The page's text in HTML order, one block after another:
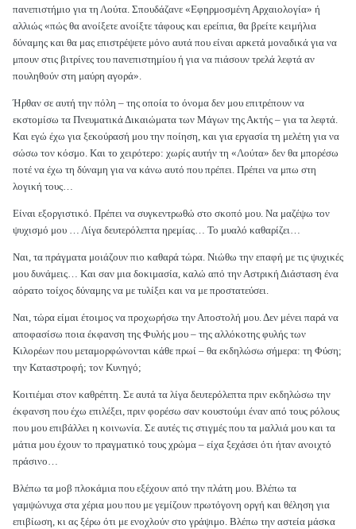
πανεπιστήμιο για τη Λούτα. Σπουδάζανε «Εφηρμοσμένη Αρχαιολογία» ή
αλλιώς «πώς θα ανοίξετε ανοίξτε τάφους και ερείπια, θα βρείτε κειμήλια
δύναμης και θα μας επιστρέψετε μόνο αυτά που είναι αρκετά μοναδικά για να
μπουν στις βιτρίνες του πανεπιστημίου ή για να πιάσουν τρελά λεφτά αν
πουληθούν στη μαύρη αγορά».
Ήρθαν σε αυτή την πόλη – της οποία το όνομα δεν μου επιτρέπουν να
εκστομίσω τα Πνευματικά Δικαιώματα των Μάγων της Ακτής – για τα λεφτά.
Και εγώ έχω για ξεκούρασή μου την ποίηση, και για εργασία τη μελέτη για να
σώσω τον κόσμο. Και το χειρότερο: χωρίς αυτήν τη «Λούτα» δεν θα μπορέσω
ποτέ να έχω τη δύναμη για να κάνω αυτό που πρέπει. Πρέπει να μπω στη
λογική τους…
Είναι εξοργιστικό. Πρέπει να συγκεντρωθώ στο σκοπό μου. Να μαζέψω τον
ψυχισμό μου … Λίγα δευτερόλεπτα ηρεμίας… Το μυαλό καθαρίζει…
Ναι, τα πράγματα μοιάζουν πιο καθαρά τώρα. Νιώθω την επαφή με τις ψυχικές
μου δυνάμεις… Και σαν μια δοκιμασία, καλώ από την Αστρική Διάσταση ένα
αόρατο τοίχος δύναμης να με τυλίξει και να με προστατεύσει.
Ναι, τώρα είμαι έτοιμος να προχωρήσω την Αποστολή μου. Δεν μένει παρά να
αποφασίσω ποια έκφανση της Φυλής μου – της αλλόκοτης φυλής των
Κιλορέων που μεταμορφώνονται κάθε πρωί – θα εκδηλώσω σήμερα: τη Φύση;
την Καταστροφή; τον Κυνηγό;
Κοιτιέμαι στον καθρέπτη. Σε αυτά τα λίγα δευτερόλεπτα πριν εκδηλώσω την
έκφανση που έχω επιλέξει, πριν φορέσω σαν κουστούμι έναν από τους ρόλους
που μου επιβάλλει η κοινωνία. Σε αυτές τις στιγμές που τα μαλλιά μου και τα
μάτια μου έχουν το πραγματικό τους χρώμα – είχα ξεχάσει ότι ήταν ανοιχτό
πράσινο…
Βλέπω τα μοβ πλοκάμια που εξέχουν από την πλάτη μου. Βλέπω τα
γαμψώνυχα στα χέρια μου που με γεμίζουν πρωτόγονη οργή και θέληση για
επιβίωση, κι ας ξέρω ότι με ενοχλούν στο γράψιμο. Βλέπω την αστεία μάσκα